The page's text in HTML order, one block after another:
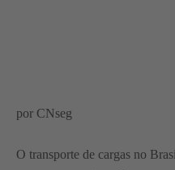
por CNseg
O transporte de cargas no